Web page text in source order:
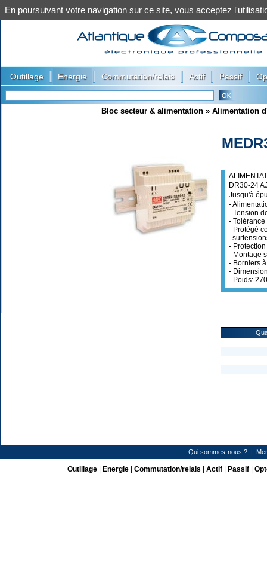
Outillage Energie Commutation/relais Actif Passif
Bloc secteur & alimentation » Alimentation
DR30-24
Jusqu'à
-
- Tension
- Tolérance
- Protégé
-
- Montage
- Borniers
-
- Poids:
Qui sommes-nous ?|
Outillage| Energie| Commutation/relais Actif| Passif|
En poursuivant votre navigation sur ce site, vous acceptez